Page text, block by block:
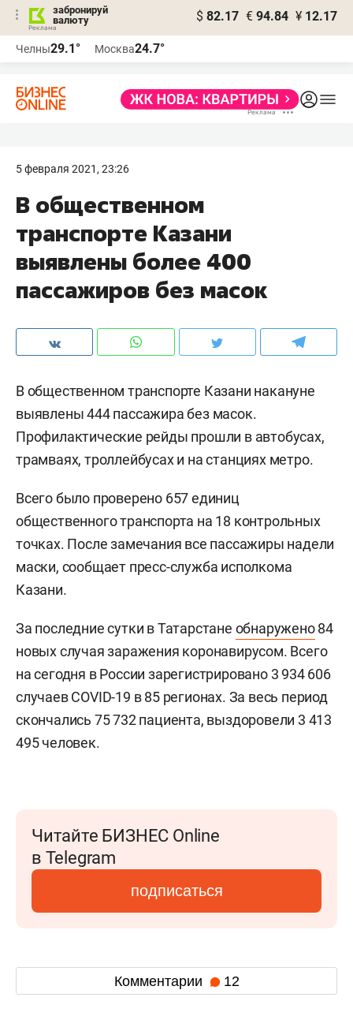
забронируй
валюту
$ 82.17 € 94.84 ¥ 12.17
Челны29.1° Москва24.7°
5 февраля 2021, 23:26
В общественном
транспорте Казани
выявлены более 400
пассажиров без масок
В общественном транспорте Казани накануне
выявлены 444 пассажира без масок.
Профилактические рейды прошли в автобусах,
трамваях, троллейбусах и на станциях метро.
Всего было проверено 657 единиц
общественного транспорта на 18 контрольных
точках. После замечания все пассажиры надели
маски, сообщает пресс-служба исполкома
Казани.
За последние сутки в Татарстане обнаружено84
новых случая заражения коронавирусом. Всего
на сегодня в России зарегистрировано 3 934 606
случаев COVID-19 в 85 регионах. За весь период
скончались 75 732 пациента, выздоровели 3 413
495 человек.
Читайте БИЗНЕС Online
в Telegram
подписаться
Комментарии 12